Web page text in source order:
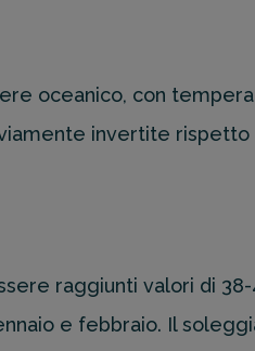
oceanico, con
invertite
raggiunti valori di
e febbraio. Il